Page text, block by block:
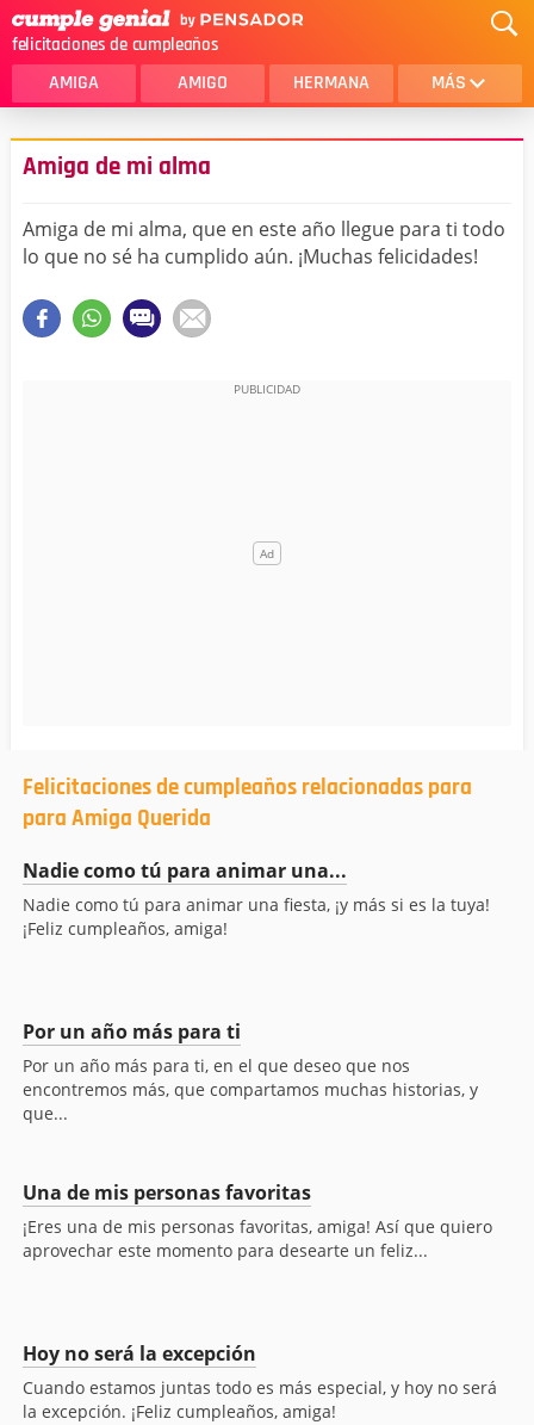
felicitaciones de cumpleaños
AMIGA AMIGO HERMANA MÁS
MAMA
AMOR
SOBRINA
HIJA
NOVIA
Amiga de mi alma
Amiga de mi alma, que en este año llegue para ti todo
lo que no sé ha cumplido aún. ¡Muchas felicidades!
Felicitaciones de cumpleaños relacionadas para
para Amiga Querida
Nadie como tú para animar una...
Nadie como tú para animar una fiesta, ¡y más si es la tuya!
¡Feliz cumpleaños, amiga!
Por un año más para ti
Por un año más para ti, en el que deseo que nos
encontremos más, que compartamos muchas historias, y
que...
Una de mis personas favoritas
¡Eres una de mis personas favoritas, amiga! Así que quiero
aprovechar este momento para desearte un feliz...
Hoy no será la excepción
Cuando estamos juntas todo es más especial, y hoy no será
la excepción. ¡Feliz cumpleaños, amiga!